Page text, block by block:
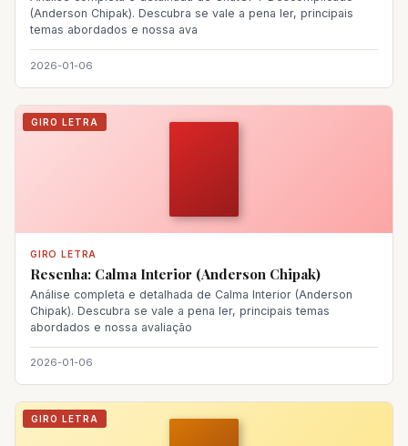
(Anderson Chipak). Descubra se vale a pena ler, principais
temas abordados e nossa ava
2026-01-06
GIRO LETRA
GIRO LETRA
Resenha: Calma Interior (Anderson Chipak)
Análise completa e detalhada de Calma Interior (Anderson
Chipak). Descubra se vale a pena ler, principais temas
abordados e nossa avaliação
2026-01-06
GIRO LETRA